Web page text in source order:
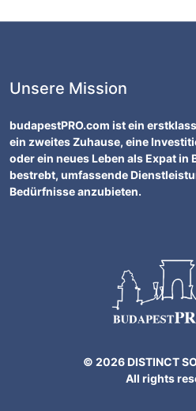
Unsere Mission
budapestPRO.com ist ein
ein zweites Zuhause, eine
oder ein neues Leben als Expat in
bestrebt, umfassende
Bedürfnisse anzubieten.
© 2026 DISTINCT
All rights